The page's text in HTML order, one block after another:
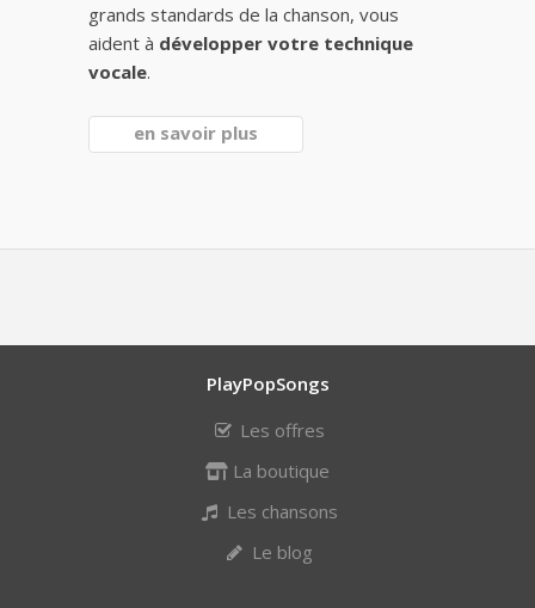
grands standards de la chanson, vous
aident à développer votre technique
vocale.
en savoir plus
PlayPopSongs
Les offres
La boutique
Les chansons
Le blog